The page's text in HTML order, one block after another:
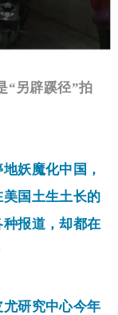
“另辟蹊径”拍
妖魔化中国，
国土生土长的
报道，却都在
尤研究中心今年